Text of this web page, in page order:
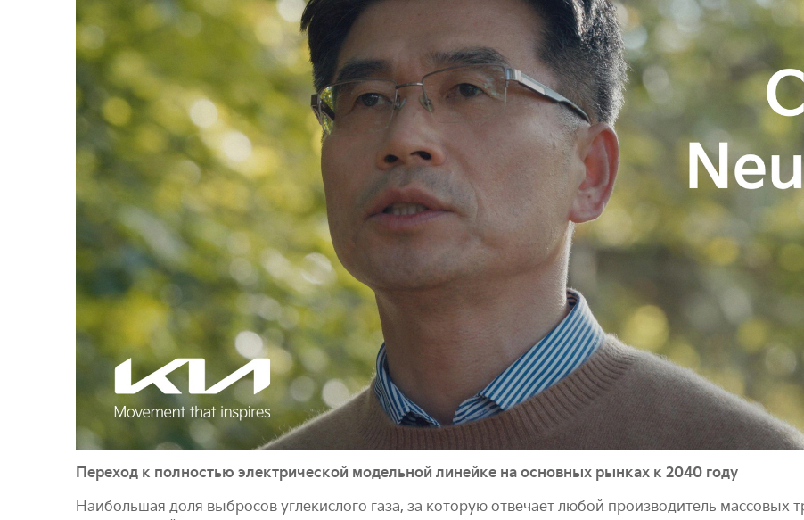
Переход к полностью электрической модельной линейке на основных рынках к 2040 году
Наибольшая доля выбросов углекислого газа, за которую отвечает любой производитель массовых